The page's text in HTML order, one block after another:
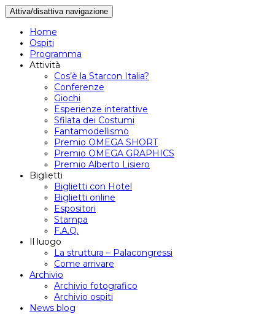
Attiva/disattiva navigazione
Home
Ospiti
Programma
Attività
Cos’è la Starcon Italia?
Conferenze
Giochi
Esperienze interattive
Sfilata dei Costumi
Fantamodellismo
Premio OMEGA SHORT
Premio OMEGA GRAPHICS
Premio Alberto Lisiero
Biglietti
Biglietti con Hotel
Biglietti online
Espositori
Stampa
F.A.Q.
Il luogo
La struttura – Palacongressi
Come arrivare
Archivio
Archivio fotografico
Archivio ospiti
News blog